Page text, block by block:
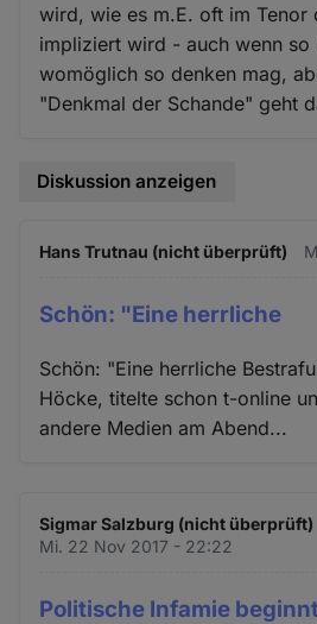
wird, wie es m.E. oft im Tenor
impliziert wird - auch wenn so
womöglich so denken mag,
"Denkmal der Schande" geht
Diskussion anzeigen
Hans Trutnau (nicht überprüft)
Schön: "Eine herrliche
Schön: "Eine herrliche
Höcke, titelte schon t-online
andere Medien am Abend...
Sigmar Salzburg (nicht überprüft)
Mi. 22 Nov 2017 - 22:22
Politische Infamie